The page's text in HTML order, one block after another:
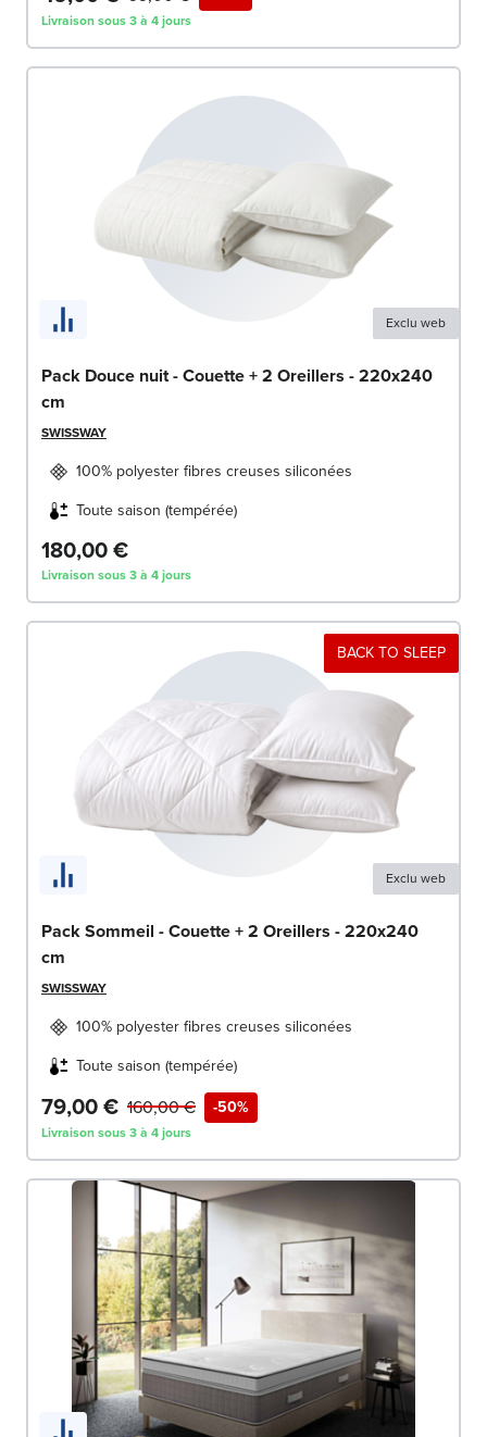
Livraison sous 3 à 4 jours
Exclu web
Pack Douce nuit - Couette + 2 Oreillers - 220x240
cm
SWISSWAY
100% polyester fibres creuses siliconées
Toute saison (tempérée)
180,00 €
Livraison sous 3 à 4 jours
BACK TO SLEEP
Exclu web
Pack Sommeil - Couette + 2 Oreillers - 220x240
cm
SWISSWAY
100% polyester fibres creuses siliconées
Toute saison (tempérée)
79,00 € -50%
160,00 €
Livraison sous 3 à 4 jours